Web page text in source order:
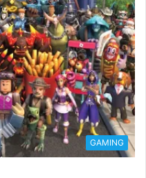
GAMING